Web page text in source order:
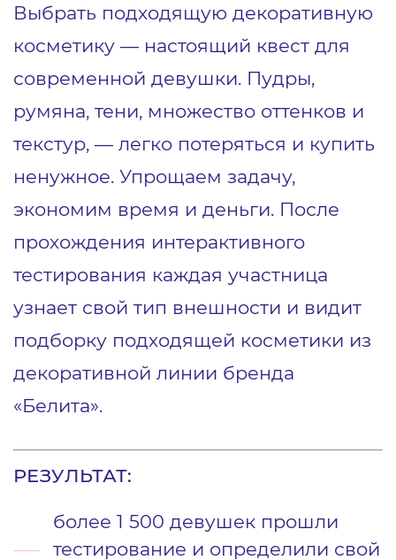
Выбрать подходящую декоративную
косметику — настоящий квест для
современной девушки. Пудры,
румяна, тени, множество оттенков и
текстур, — легко потеряться и купить
ненужное. Упрощаем задачу,
экономим время и деньги. После
прохождения интерактивного
тестирования каждая участница
узнает свой тип внешности и видит
подборку подходящей косметики из
декоративной линии бренда
«Белита».
РЕЗУЛЬТАТ:
более 1 500 девушек прошли
тестирование и определили свой